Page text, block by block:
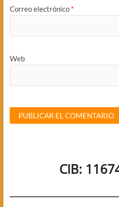
Correo electrónico *
Web
CIB: